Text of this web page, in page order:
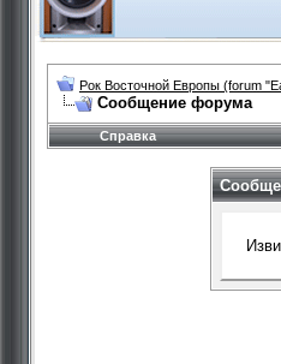
Рок Восточной Европы (forum
Сообщение форума
Справка